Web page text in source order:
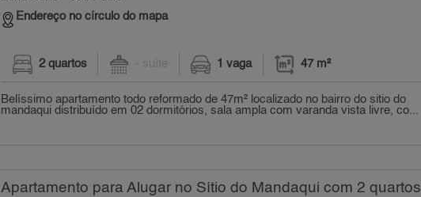
Endereço no círculo do mapa
2 quartos - suíte 1 vaga 47 m²
Belíssimo apartamento todo reformado de 47m² localizado no bairro do sitio do
mandaqui distribuído em 02 dormitórios, sala ampla com varanda vista livre, co...
Apartamento para Alugar no Sítio do Mandaqui com 2 quartos